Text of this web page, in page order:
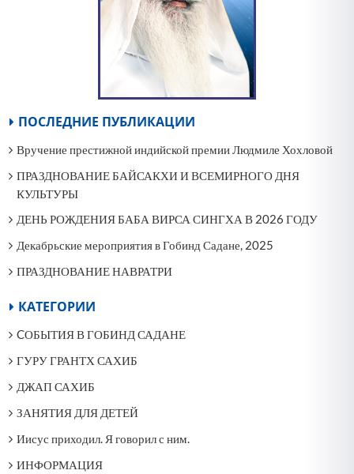
ПОСЛЕДНИЕ ПУБЛИКАЦИИ
Вручение престижной индийской премии Людмиле Хохловой
ПРАЗДНОВАНИЕ БАЙСАКХИ И ВСЕМИРНОГО ДНЯ
КУЛЬТУРЫ
ДЕНЬ РОЖДЕНИЯ БАБА ВИРСА СИНГХА В 2026 ГОДУ
Декабрьские мероприятия в Гобинд Садане, 2025
ПРАЗДНОВАНИЕ НАВРАТРИ
КАТЕГОРИИ
CОБЫТИЯ В ГОБИНД САДАНЕ
ГУРУ ГРАНТХ САХИБ
ДЖАП САХИБ
ЗАНЯТИЯ ДЛЯ ДЕТЕЙ
Иисус приходил. Я говорил с ним.
ИНФОРМАЦИЯ